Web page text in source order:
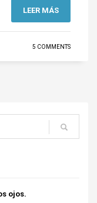
LEER MÁS
5 COMMENTS
ojos.